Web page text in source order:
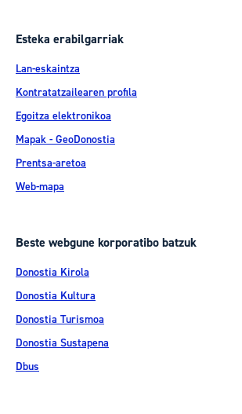
Esteka erabilgarriak
Lan-eskaintza
Kontratatzailearen profila
Egoitza elektronikoa
Mapak - GeoDonostia
Prentsa-aretoa
Web-mapa
Beste webgune korporatibo batzuk
Donostia Kirola
Donostia Kultura
Donostia Turismoa
Donostia Sustapena
Dbus